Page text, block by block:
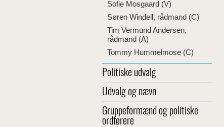
Sofie Mosgaard (V)
Søren Windell, rådmand (C)
Tim Vermund Andersen,
rådmand (A)
Tommy Hummelmose (C)
Politiske udvalg
Udvalg og nævn
Gruppeformænd og politiske
ordførere